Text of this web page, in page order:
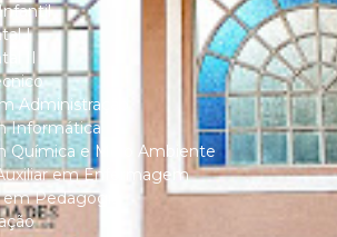
I
II
Administração
Informática
Química e Meio Ambiente
em Enfermagem
Pedagogia